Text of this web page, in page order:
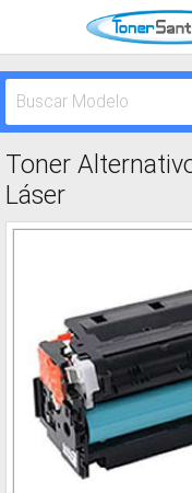
Toner
Láser